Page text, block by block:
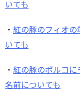
いても
・ 紅の豚のフィオの
いても
・ 紅の豚のポルコに
名前についても